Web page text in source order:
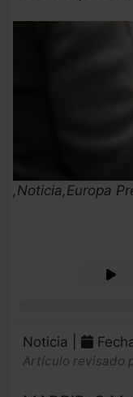
,Noticia,Europa
Noticia |
Artículo revisado